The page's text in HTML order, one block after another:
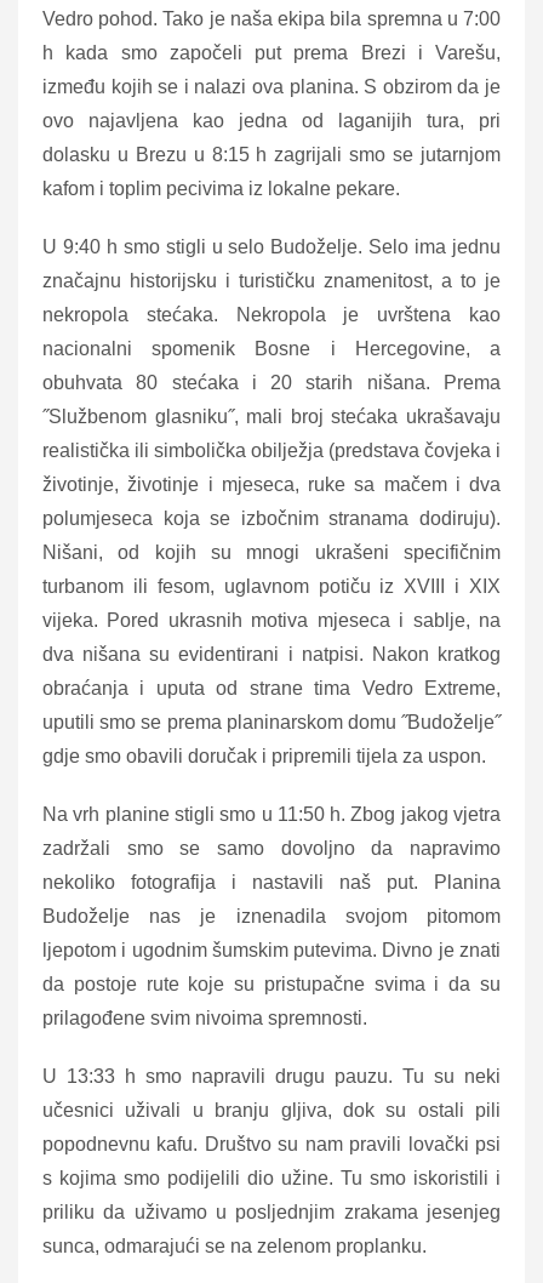
Vedro pohod. Tako je naša ekipa bila spremna u 7:00
h kada smo započeli put prema Brezi i Varešu,
između kojih se i nalazi ova planina. S obzirom da je
ovo najavljena kao jedna od laganijih tura, pri
dolasku u Brezu u 8:15 h zagrijali smo se jutarnjom
kafom i toplim pecivima iz lokalne pekare.
U 9:40 h smo stigli u selo Budoželje. Selo ima jednu
značajnu historijsku i turističku znamenitost, a to je
nekropola stećaka. Nekropola je uvrštena kao
nacionalni spomenik Bosne i Hercegovine, a
obuhvata 80 stećaka i 20 starih nišana. Prema
˝Službenom glasniku˝, mali broj stećaka ukrašavaju
realistička ili simbolička obilježja (predstava čovjeka i
životinje, životinje i mjeseca, ruke sa mačem i dva
polumjeseca koja se izbočnim stranama dodiruju).
Nišani, od kojih su mnogi ukrašeni specifičnim
turbanom ili fesom, uglavnom potiču iz XVIII i XIX
vijeka. Pored ukrasnih motiva mjeseca i sablje, na
dva nišana su evidentirani i natpisi. Nakon kratkog
obraćanja i uputa od strane tima Vedro Extreme,
uputili smo se prema planinarskom domu ˝Budoželje˝
gdje smo obavili doručak i pripremili tijela za uspon.
Na vrh planine stigli smo u 11:50 h. Zbog jakog vjetra
zadržali smo se samo dovoljno da napravimo
nekoliko fotografija i nastavili naš put. Planina
Budoželje nas je iznenadila svojom pitomom
ljepotom i ugodnim šumskim putevima. Divno je znati
da postoje rute koje su pristupačne svima i da su
prilagođene svim nivoima spremnosti.
U 13:33 h smo napravili drugu pauzu. Tu su neki
učesnici uživali u branju gljiva, dok su ostali pili
popodnevnu kafu. Društvo su nam pravili lovački psi
s kojima smo podijelili dio užine. Tu smo iskoristili i
priliku da uživamo u posljednjim zrakama jesenjeg
sunca, odmarajući se na zelenom proplanku.